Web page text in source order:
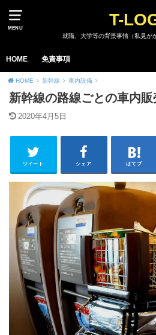
MENU T-
就職、大学等の背景事情（私見が
HOME 免責事項
HOME 新幹線 車内設備
新幹線の路線ごとの車内販
2020年4月5日
ツイート シェア はてブ